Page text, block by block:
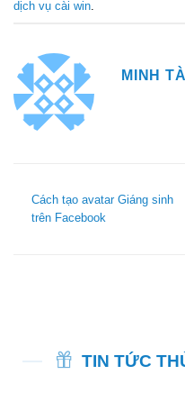
dịch vụ cài win
MINH TÀI
Cách tạo avatar Giáng sinh
trên Facebook
TIN TỨC